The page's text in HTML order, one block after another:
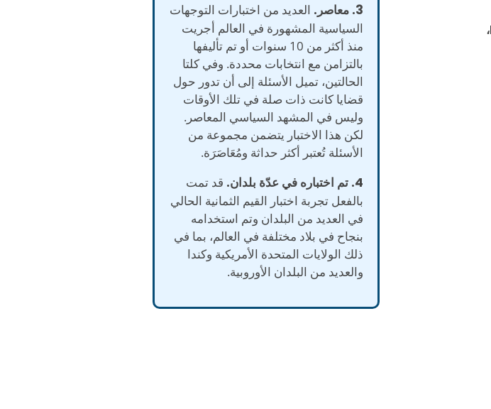
مسجلة لصالح Pace News Limited، أو لاختبار Political Coordinates Test،
3. معاصر.
العديد من اختبارات التوجهات
السياسية المشهورة في العالم أجريت
منذ أكثر من 10 سنوات أو تم تأليفها
بالتزامن مع انتخابات محددة. وفي كلتا
الحالتين، تميل الأسئلة إلى أن تدور حول
قضايا كانت ذات صلة في تلك الأوقات
وليس في المشهد السياسي المعاصر.
لكن هذا الاختبار يتضمن مجموعة من
الأسئلة تُعتبر أكثر حداثة ومُعَاصَرَة.
4. تم اختباره في عدّة بلدان.
قد تمت
بالفعل تجربة اختبار القيم الثمانية الحالي
في العديد من البلدان وتم استخدامه
بنجاح في بلاد مختلفة في العالم، بما في
ذلك الولايات المتحدة الأمريكية وكندا
والعديد من البلدان الأوروبية.